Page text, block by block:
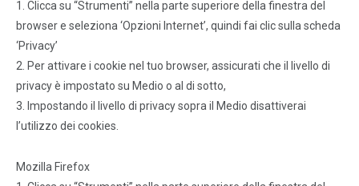
1. Clicca su “Strumenti” nella parte superiore della finestra del
browser e seleziona ‘Opzioni Internet’, quindi fai clic sulla scheda
‘Privacy’
2. Per attivare i cookie nel tuo browser, assicurati che il livello di
privacy è impostato su Medio o al di sotto,
3. Impostando il livello di privacy sopra il Medio disattiverai
l’utilizzo dei cookies.
Mozilla Firefox